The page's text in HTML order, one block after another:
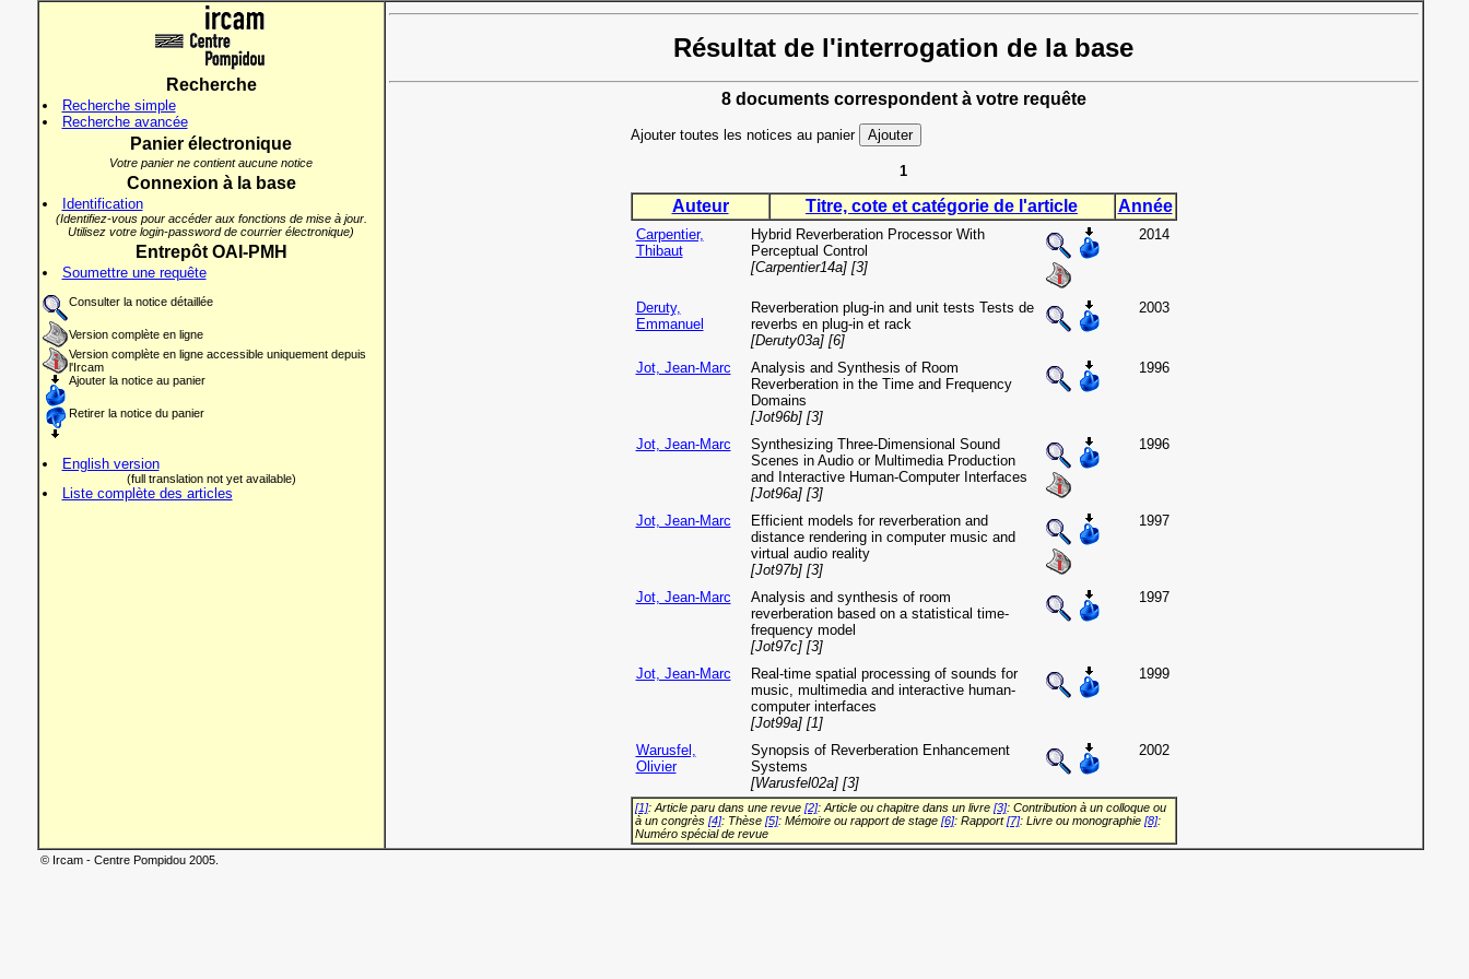
Recherche
Recherche simple
Recherche avancée
Panier électronique
Votre panier ne contient aucune notice
Connexion à la base
Identification
(Identifiez-vous pour accéder aux fonctions de mise à jour.
Utilisez votre login-password de courrier électronique)
Entrepôt OAI-PMH
Soumettre une requête
Consulter la notice détaillée
Version complète en ligne
Version complète en ligne accessible uniquement depuis
l'Ircam
Ajouter la notice au panier
Retirer la notice du panier
English version
(full translation not yet available)
Liste complète des articles
Résultat de l'interrogation de la base
8 documents correspondent à votre requête
Ajouter toutes les notices au panier
1
Auteur Titre, cote et catégorie de l'article Année
Carpentier,
Thibaut
Hybrid Reverberation Processor With
Perceptual Control
[Carpentier14a] [3]
2014
Deruty,
Emmanuel
Reverberation plug-in and unit tests Tests de
reverbs en plug-in et rack
[Deruty03a] [6]
2003
Jot, Jean-Marc
Analysis and Synthesis of Room
Reverberation in the Time and Frequency
Domains
[Jot96b] [3]
1996
Jot, Jean-Marc
Synthesizing Three-Dimensional Sound
Scenes in Audio or Multimedia Production
and Interactive Human-Computer Interfaces
[Jot96a] [3]
1996
Jot, Jean-Marc
Efficient models for reverberation and
distance rendering in computer music and
virtual audio reality
[Jot97b] [3]
1997
Jot, Jean-Marc
Analysis and synthesis of room
reverberation based on a statistical time-
frequency model
[Jot97c] [3]
1997
Jot, Jean-Marc
Real-time spatial processing of sounds for
music, multimedia and interactive human-
computer interfaces
[Jot99a] [1]
1999
Warusfel,
Olivier
Synopsis of Reverberation Enhancement
Systems
[Warusfel02a] [3]
2002
[1]: Article paru dans une revue [2]: Article ou chapitre dans un livre [3]: Contribution à un colloque ou
à un congrès [4]: Thèse [5]: Mémoire ou rapport de stage [6]: Rapport[7]: Livre ou monographie [8]:
Numéro spécial de revue
© Ircam - Centre Pompidou 2005.